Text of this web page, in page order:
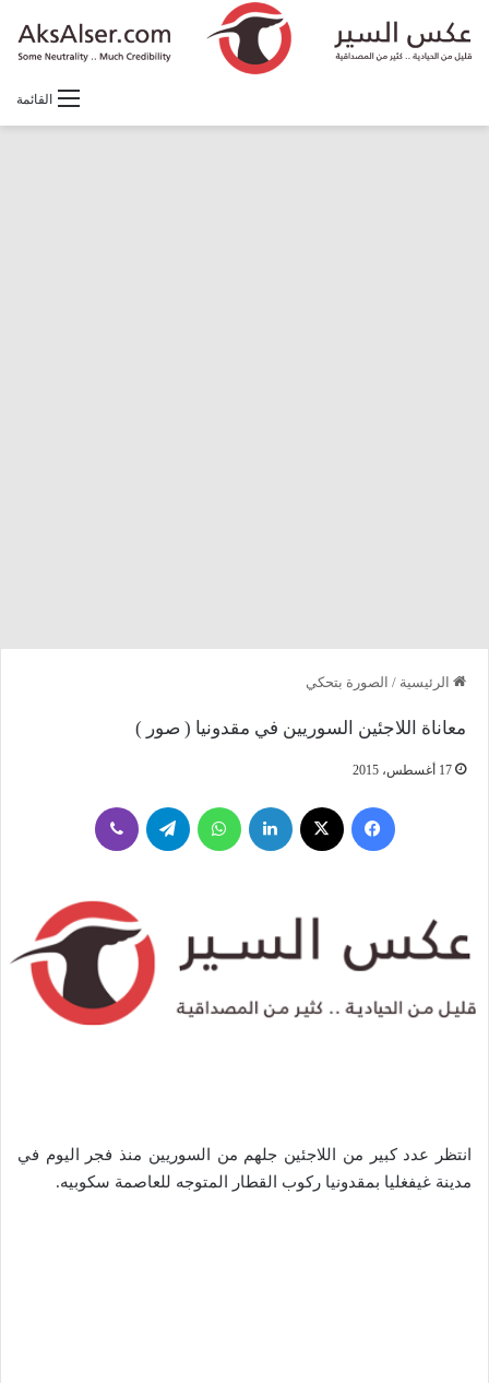
القائمة
الرئيسية / الصورة بتحكي
معاناة اللاجئين السوريين في مقدونيا ( صور )
17 أغسطس، 2015
فيسبوك لينكدإن واتساب تيلقرام
انتظر عدد كبير من اللاجئين جلهم من السوريين منذ فجر اليوم في
مدينة غيفغليا بمقدونيا ركوب القطار المتوجه للعاصمة سكوبيه.